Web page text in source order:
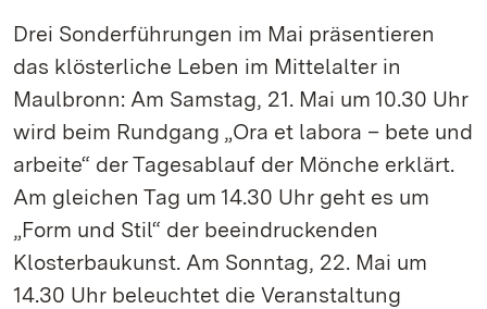
Drei Sonderführungen im Mai präsentieren
das klösterliche Leben im Mittelalter in
Maulbronn: Am Samstag, 21. Mai um 10.30 Uhr
wird beim Rundgang „Ora et labora – bete und
arbeite“ der Tagesablauf der Mönche erklärt.
Am gleichen Tag um 14.30 Uhr geht es um
„Form und Stil“ der beeindruckenden
Klosterbaukunst. Am Sonntag, 22. Mai um
14.30 Uhr beleuchtet die Veranstaltung